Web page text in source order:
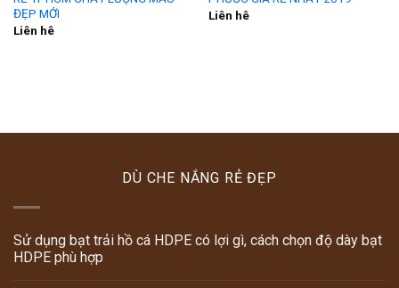
ĐẸP MỚI
Liên hê
Liên hê
DÙ CHE NẮNG RẺ ĐẸP
Sử dụng bạt trải hồ cá HDPE có lợi gì, cách chọn độ dày bạt
HDPE phù hợp